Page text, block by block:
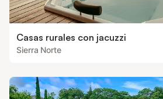
Casas rurales con jacuzzi
Sierra Norte